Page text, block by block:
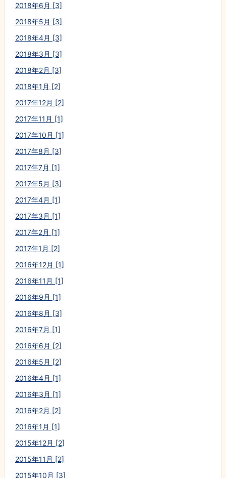
2018年6月 [3]
2018年5月 [3]
2018年4月 [3]
2018年3月 [3]
2018年2月 [3]
2018年1月 [2]
2017年12月 [2]
2017年11月 [1]
2017年10月 [1]
2017年8月 [3]
2017年7月 [1]
2017年5月 [3]
2017年4月 [1]
2017年3月 [1]
2017年2月 [1]
2017年1月 [2]
2016年12月 [1]
2016年11月 [1]
2016年9月 [1]
2016年8月 [3]
2016年7月 [1]
2016年6月 [2]
2016年5月 [2]
2016年4月 [1]
2016年3月 [1]
2016年2月 [2]
2016年1月 [1]
2015年12月 [2]
2015年11月 [2]
2015年10月 [3]